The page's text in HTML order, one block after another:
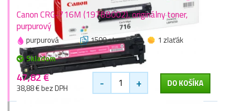
Canon CRG-716M (1978B002), originálny toner,
purpurový
purpurová 1500 stran
1 zlaťák
Skladom
47,82 €
38,88 € bez DPH - + DO KOŠÍKA